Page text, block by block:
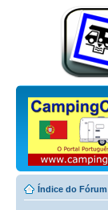
Índice do Fórum